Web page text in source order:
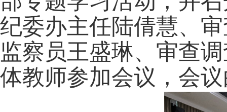
纪委办主任陆倩慧、
监察员王盛琳、审查
体教师参加会议，会